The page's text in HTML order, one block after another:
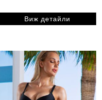
Виж детайли